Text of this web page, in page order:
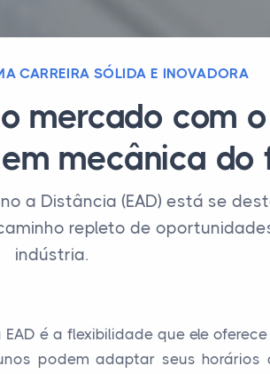
CARREIRA SÓLIDA E INOVADORA
mercado com
mecânica do
a Distância (EAD) está se
repleto de
indústria.
é a flexibilidade que ele
podem adaptar seus